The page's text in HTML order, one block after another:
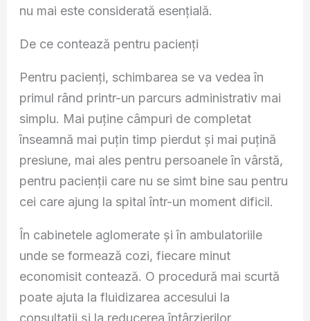
nu mai este considerată esențială.
De ce contează pentru pacienți
Pentru pacienți, schimbarea se va vedea în
primul rând printr-un parcurs administrativ mai
simplu. Mai puține câmpuri de completat
înseamnă mai puțin timp pierdut și mai puțină
presiune, mai ales pentru persoanele în vârstă,
pentru pacienții care nu se simt bine sau pentru
cei care ajung la spital într-un moment dificil.
În cabinetele aglomerate și în ambulatoriile
unde se formează cozi, fiecare minut
economisit contează. O procedură mai scurtă
poate ajuta la fluidizarea accesului la